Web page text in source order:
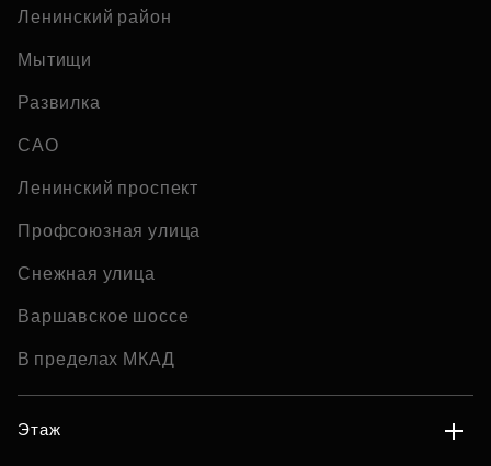
Ленинский район
Мытищи
Развилка
САО
Ленинский проспект
Профсоюзная улица
Снежная улица
Варшавское шоссе
В пределах МКАД
Этаж